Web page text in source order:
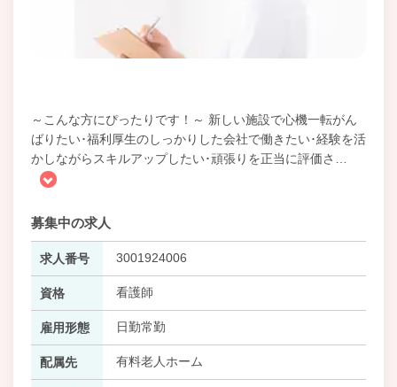
～こんな方にぴったりです！～ 新しい施設で心機一転がん
ばりたい･福利厚生のしっかりした会社で働きたい･経験を活
かしながらスキルアップしたい･頑張りを正当に評価さ
募集中の求人
求人番号 3001924006
資格 看護師
雇用形態 日勤常勤
配属先 有料老人ホーム